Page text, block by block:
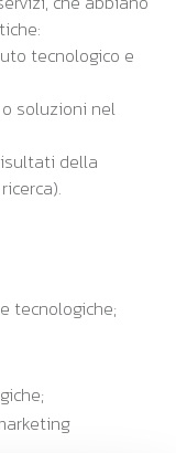
tecnologico e
soluzioni nel
della
tecnologiche;